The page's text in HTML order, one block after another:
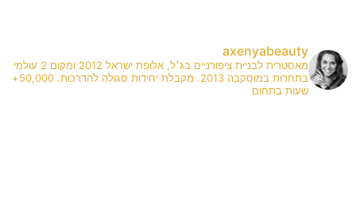
axenyabeauty
מאסטרית לבניית ציפורניים בג׳ל, אלופת ישראל 2012 ומקום 2 עולמי
בתחרות במוסקבה 2013. מקבלת יחידות סגולה להדרכות. 50,000+
שעות בתחום